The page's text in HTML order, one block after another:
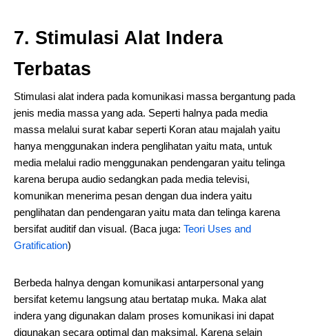
7. Stimulasi Alat Indera
Terbatas
Stimulasi alat indera pada komunikasi massa bergantung pada
jenis media massa yang ada. Seperti halnya pada media
massa melalui surat kabar seperti Koran atau majalah yaitu
hanya menggunakan indera penglihatan yaitu mata, untuk
media melalui radio menggunakan pendengaran yaitu telinga
karena berupa audio sedangkan pada media televisi,
komunikan menerima pesan dengan dua indera yaitu
penglihatan dan pendengaran yaitu mata dan telinga karena
bersifat auditif dan visual. (Baca juga: Teori Uses and
Gratification)
Berbeda halnya dengan komunikasi antarpersonal yang
bersifat ketemu langsung atau bertatap muka. Maka alat
indera yang digunakan dalam proses komunikasi ini dapat
digunakan secara optimal dan maksimal. Karena selain